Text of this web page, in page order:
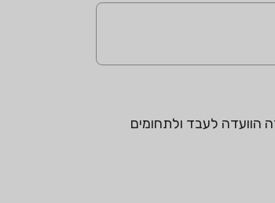
הוועדה לעבד ולתחומים